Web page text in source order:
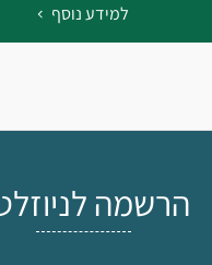
למידע נוסף
הרשמה